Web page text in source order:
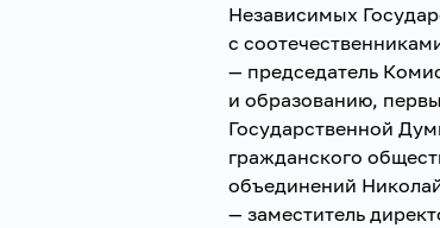
Независимых
с
— председатель
и образованию,
Государственной
гражданского
объединений
— заместитель